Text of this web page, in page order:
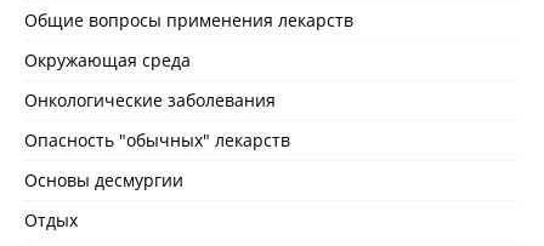
Общие вопросы применения лекарств
Окружающая среда
Онкологические заболевания
Опасность "обычных" лекарств
Основы десмургии
Отдых